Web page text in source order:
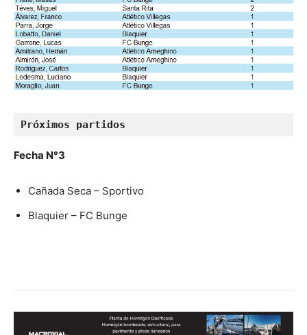
Próximos partidos
Fecha N°3
Cañada Seca – Sportivo
Blaquier – FC Bunge